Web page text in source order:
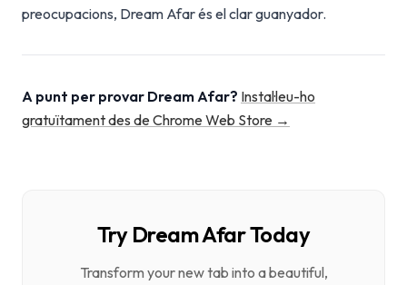
preocupacions, Dream Afar és el clar guanyador.
A punt per provar Dream Afar? Instal·leu-ho
gratuïtament des de Chrome Web Store →
Try Dream Afar Today
Transform your new tab into a beautiful,